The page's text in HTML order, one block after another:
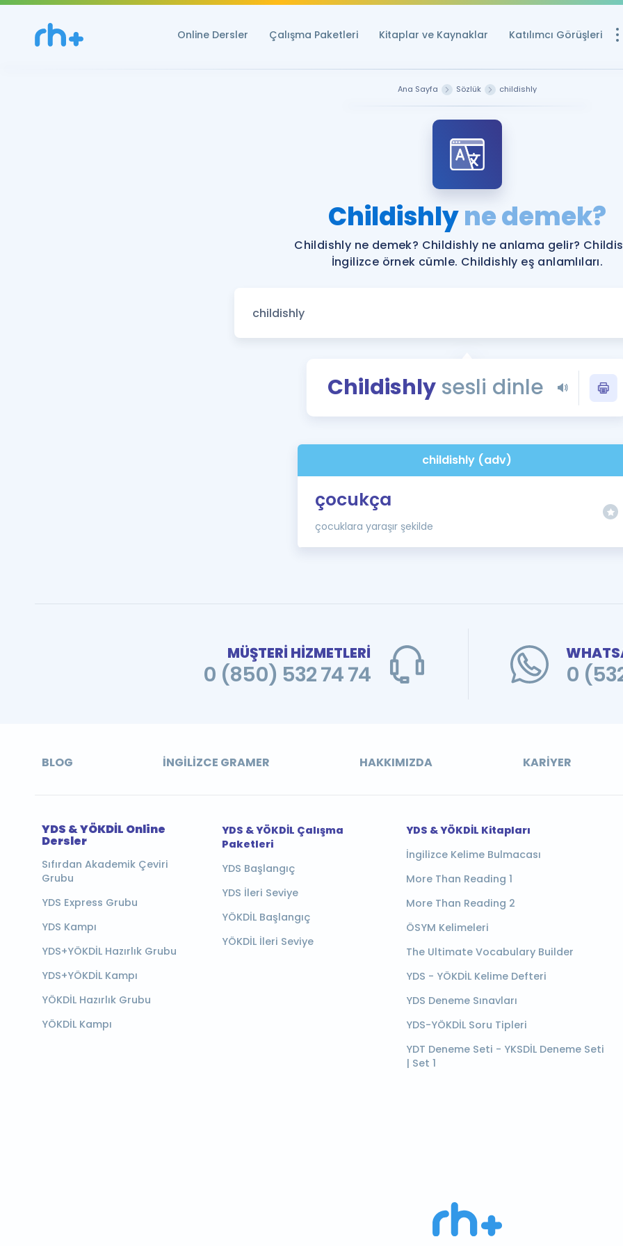
Online Dersler Çalışma Paketleri Kitaplar ve Kaynaklar Katılımcı Görüşleri
YDS ve YÖKDİL
YDS ve YÖKDİL'e
Tüm ÖSYM
YDS - YÖKDİL
İngilizce Gramer
Ana Sayfa Sözlük childishly
Childishlyne demek?
Childishly ne demek? Childishly ne anlama gelir?
İngilizce örnek cümle. Childishly eş anlamlıları.
Childishlysesli dinle
childishly (adv)
çocukça
çocuklara yaraşır şekilde
MÜŞTERİ HİZMETLERİ
0 (850) 532 74 74 0
BLOG İNGILIZCE GRAMER HAKKIMIZDA KARIYER
YDS & YÖKDİL Online
Dersler
Sıfırdan Akademik Çeviri
Grubu
YDS Express Grubu
YDS Kampı
YDS+YÖKDİL Hazırlık Grubu
YDS+YÖKDİL Kampı
YÖKDİL Hazırlık Grubu
YÖKDİL Kampı
YDS & YÖKDİL Çalışma
Paketleri
YDS Başlangıç
YDS İleri Seviye
YÖKDİL Başlangıç
YÖKDİL İleri Seviye
YDS & YÖKDİL Kitapları
İngilizce Kelime Bulmacası
More Than Reading 1
More Than Reading 2
ÖSYM Kelimeleri
The Ultimate Vocabulary Builder
YDS - YÖKDİL Kelime Defteri
YDS Deneme Sınavları
YDS-YÖKDİL Soru Tipleri
YDT Deneme Seti - YKSDİL Deneme Seti
| Set 1